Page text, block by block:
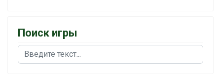
Поиск игры
Поиск